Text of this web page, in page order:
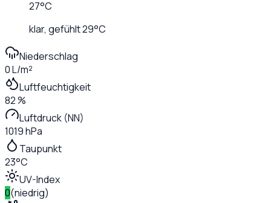
27°C
klar, gefühlt29°C
Niederschlag
0 L/m²
Luftfeuchtigkeit
82 %
Luftdruck (NN)
1019 hPa
Taupunkt
23°C
UV-Index
0(niedrig)